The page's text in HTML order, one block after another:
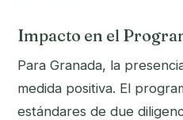
Impacto en el
Para Granada, la
medida positiva. El
estándares de due